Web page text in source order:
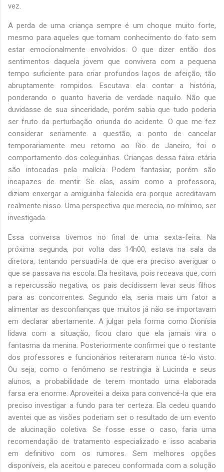
vez.
A perda de uma criança sempre é um choque muito forte,
mesmo para aqueles que tomam conhecimento do fato sem
estar emocionalmente envolvidos. O que dizer então dos
sentimentos daquela jovem que convivera com a pequena
tempo suficiente para criar profundos laços de afeição, tão
abruptamente rompidos. Escutava ela contar a história,
ponderando o quanto haveria de verdade naquilo. Não que
duvidasse de sua sinceridade, porém sabia que tudo poderia
ser fruto da perturbação oriunda do acidente. O que me fez
considerar seriamente a questão, a ponto de cancelar
temporariamente meu retorno ao Rio de Janeiro, foi o
comportamento dos coleguinhas. Crianças dessa faixa etária
são intocadas pela malícia. Podem fantasiar, porém são
incapazes de mentir. Se elas, assim como a professora,
diziam enxergar a amiguinha falecida era porque acreditavam
realmente nisso. Uma perspectiva que merecia, no mínimo, ser
investigada.
Essa conversa tivemos no final de uma sexta-feira. Na
próxima segunda, por volta das 14h00, estava na sala da
diretora, tentando persuadi-la de que era preciso averiguar o
que se passava na escola. Ela hesitava, pois receava que, com
a repercussão negativa, os pais decidissem levar seus filhos
para as concorrentes. Segundo ela, seria mais um fator a
alimentar as desconfianças que muitos já não se importavam
em declarar abertamente. A julgar pela forma como Dionísia
lidava com a situação, ficou claro que ela jamais vira o
fantasma da menina. Posteriormente confirmei que o restante
dos professores e funcionários reiteraram nunca tê-lo visto.
Ou seja, como o fenômeno se restringia à Lucinda e seus
alunos, a probabilidade de terem montado uma elaborada
farsa era enorme. Aproveitei a deixa para convencê-la que era
preciso investigar a fundo para ter certeza. Ela cedeu quando
aventei que as visões poderiam ser o resultado de um evento
de alucinação coletiva. Se fosse esse o caso, faria uma
recomendação de tratamento especializado e isso acabaria
em definitivo com os rumores. Sem melhores opções
disponíveis, ela aceitou e pareceu conformada com a solução